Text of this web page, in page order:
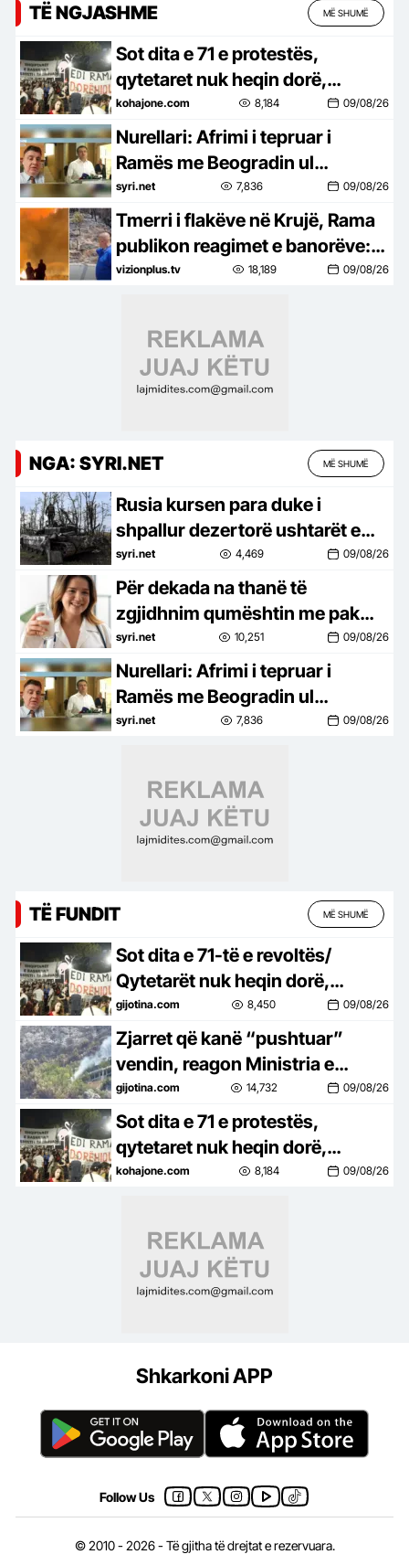
TË NGJASHME MË SHUMË
Sot dita e 71 e protestës,
qytetaret nuk heqin dorë,
kërkojnë ndryshim të klasës
politike: Rama jep dorëheqjen
kohajone.com 8,184 09/08/26
Nurellari: Afrimi i tepruar i
Ramës me Beogradin ul
pozicionin negociues të
Kosovës
syri.net 7,836 09/08/26
Tmerri i flakëve në Krujë, Rama
publikon reagimet e banorëve:
Shteti ka qenë në këmbë, na
vizionplus.tv 18,189 09/08/26
NGA: SYRI.NET MË SHUMË
Rusia kursen para duke i
shpallur dezertorë ushtarët e
zhdukur
syri.net 4,469 09/08/26
Për dekada na thanë të
zgjidhnim qumështin me pak
yndyrë, studimi i ri tregon të
kundërtën
syri.net 10,251 09/08/26
Nurellari: Afrimi i tepruar i
Ramës me Beogradin ul
pozicionin negociues të
syri.net 7,836 09/08/26
TË FUNDIT MË SHUMË
Sot dita e 71-të e revoltës/
Qytetarët nuk heqin dorë,
kërkojnë ndryshim të klasës
politike
gijotina.com 8,450 09/08/26
Zjarret që kanë “pushtuar”
vendin, reagon Ministria e
Mbrojtjes: Ja si është situata
gijotina.com 14,732 09/08/26
Sot dita e 71 e protestës,
qytetaret nuk heqin dorë,
kërkojnë ndryshim të klasës
kohajone.com 8,184 09/08/26
Shkarkoni APP
Follow Us
© 2010 - 2026 - Të gjitha të drejtat e rezervuara.